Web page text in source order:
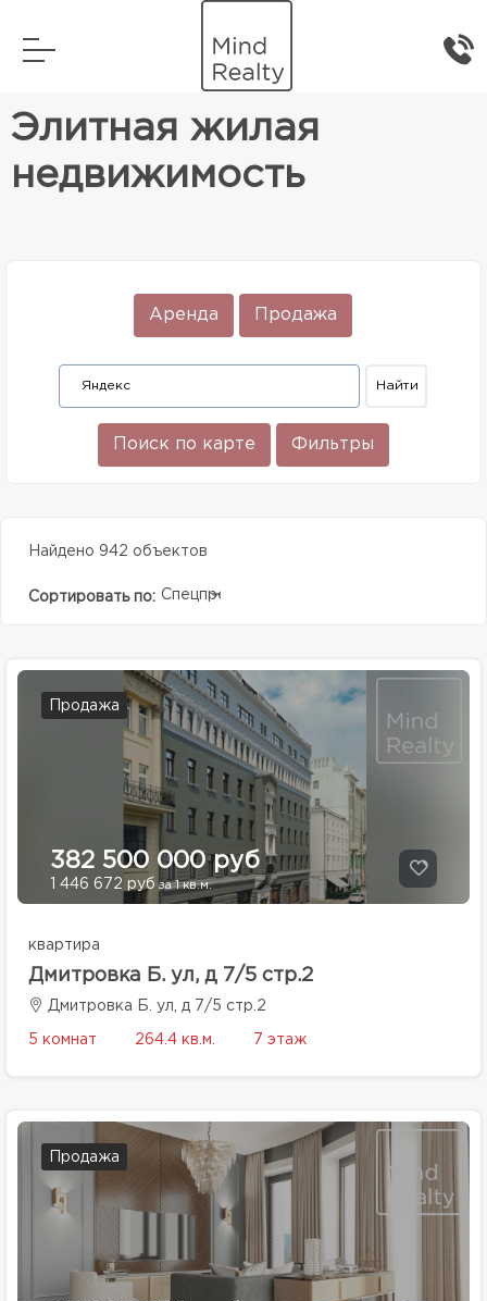
Элитная жилая недвижимость
Элитная жилая
недвижимость
Аренда Продажа
Поиск по карте Фильтры
Найдено 942 объектов
Сортировать по: Спецпредолжение
Продажа
382 500 000 руб
1 446 672 руб за 1 кв.м.
квартира
Дмитровка Б. ул, д 7/5 стр.2
Дмитровка Б. ул, д 7/5 стр.2
5 комнат 264.4 кв.м. 7 этаж
Продажа